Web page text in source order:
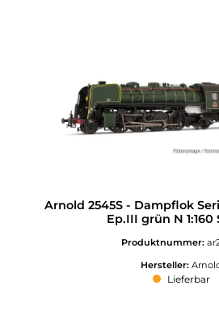
Arnold 2545S - Dampflok
Ep.III grün N 1:160
Produktnummer:
Hersteller:
Lieferbar